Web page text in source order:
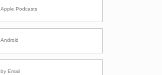
Apple Podcasts
Android
by Email